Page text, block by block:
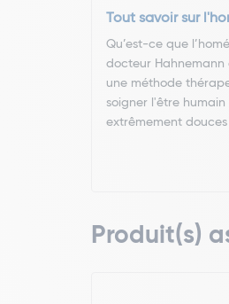
Tout savoir sur
Qu’est-ce que
docteur Hahnemann
une méthode
soigner l'être humain
extrêmement douces
Produit(s)